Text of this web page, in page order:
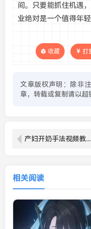
间。只要能抓住机遇
业绝对是一个值得年轻
收藏 打
文章版权声明：除非
章，转载或复制请以超
产妇开奶手法视频教程：有哪些有效的技巧和注意事项？
相关阅读